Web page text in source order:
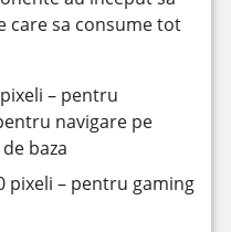
care sa consume tot
– pentru
navigare pe
baza
pixeli – pentru gaming